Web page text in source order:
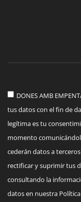
DONES AMB
tus datos con el fin de
legítima es tu
momento
cederán datos a
rectificar y suprimir tus
consultando la
datos en nuestra